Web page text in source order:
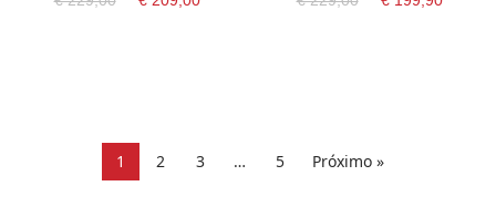
1 2 3 … 5 Próximo »